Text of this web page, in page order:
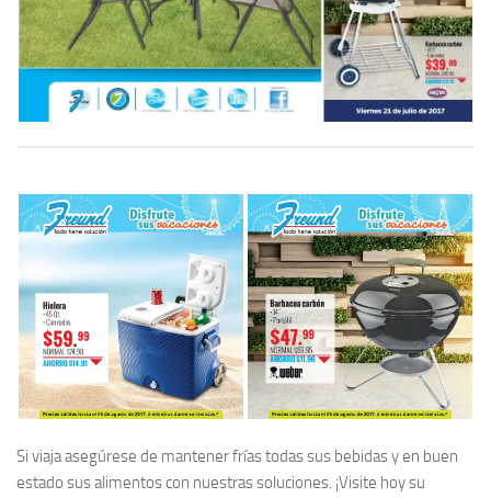
Si viaja asegúrese de mantener frías todas sus bebidas y en buen
estado sus alimentos con nuestras soluciones. ¡Visite hoy su